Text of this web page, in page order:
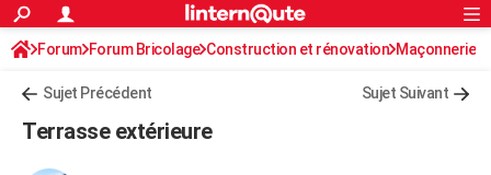
ACTUALITÉS
Politique
Société
Faits Divers
Education
Monde
Villes
+ Rechercher
S'inscrire
Connexion
Forum Forum Bricolage Construction et rénovation Maçonnerie
Sujet Précédent Sujet Suivant
Terrasse extérieure